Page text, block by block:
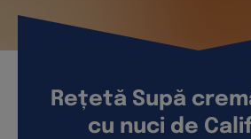
Rețetă Supă
cu nuci de